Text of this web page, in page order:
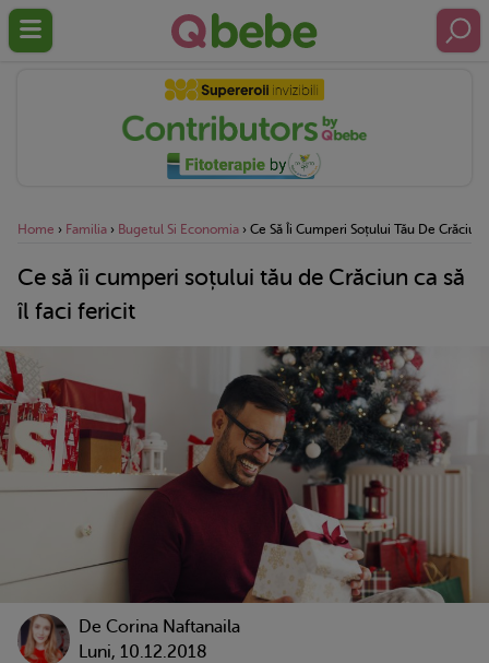
Home › Familia › Bugetul Si Economia › Ce Să Îi Cumperi Soțului Tău De Crăciun
Ce să îi cumperi soțului tău de Crăciun ca să
îl faci fericit
De Corina Naftanaila
Luni, 10.12.2018